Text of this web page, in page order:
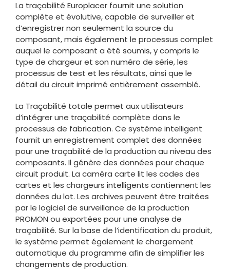
La traçabilité Europlacer fournit une solution
complète et évolutive, capable de surveiller et
d’enregistrer non seulement la source du
composant, mais également le processus complet
auquel le composant a été soumis, y compris le
type de chargeur et son numéro de série, les
processus de test et les résultats, ainsi que le
détail du circuit imprimé entièrement assemblé.
La Traçabilité totale permet aux utilisateurs
d’intégrer une traçabilité complète dans le
processus de fabrication. Ce système intelligent
fournit un enregistrement complet des données
pour une traçabilité de la production au niveau des
composants. Il génère des données pour chaque
circuit produit. La caméra carte lit les codes des
cartes et les chargeurs intelligents contiennent les
données du lot. Les archives peuvent être traitées
par le logiciel de surveillance de la production
PROMON ou exportées pour une analyse de
traçabilité. Sur la base de l’identification du produit,
le système permet également le chargement
automatique du programme afin de simplifier les
changements de production.